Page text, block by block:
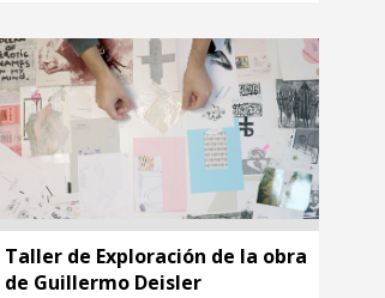
Taller de Exploración de la obra
de Guillermo Deisler